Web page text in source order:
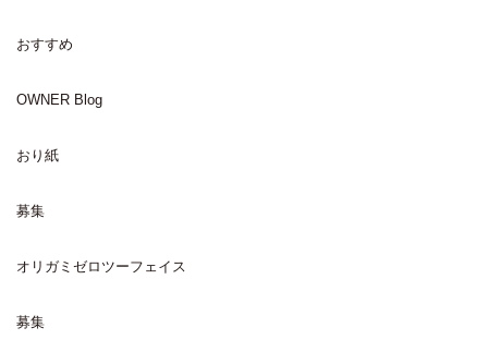
おすすめ
OWNER Blog
おり紙
募集
オリガミゼロツーフェイス
募集